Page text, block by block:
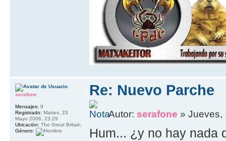
Re: Nuevo Parche
Autor: serafone » Jueves,
Hum... ¿y no hay nada
serafone
Mensajes: 9
Registrado: Martes, 23
Mayo 2006, 23:29
Ubicación: The Great Britain
Género: